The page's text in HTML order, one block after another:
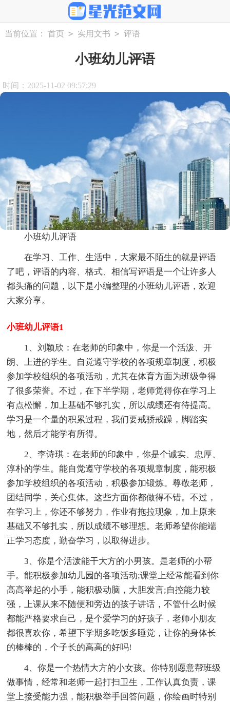
当前位置： 首页 > 实用文书 > 评语
小班幼儿评语
时间：2025-11-02 09:57:29
小班幼儿评语
在学习、工作、生活中，大家最不陌生的就是评语
了吧，评语的内容、格式、相信写评语是一个让许多人
都头痛的问题，以下是小编整理的小班幼儿评语，欢迎
大家分享。
小班幼儿评语1
1、刘颖欣：在老师的印象中，你是一个活泼、开
朗、上进的学生。自觉遵守学校的各项规章制度，积极
参加学校组织的各项活动，尤其在体育方面为班级争得
了很多荣誉。不过，在下半学期，老师觉得你在学习上
有点松懈，加上基础不够扎实，所以成绩还有待提高。
学习是一个量的积累过程，我们要戒骄戒躁，脚踏实
地，然后才能学有所得。
2、李诗琪：在老师的印象中，你是个诚实、忠厚、
淳朴的学生。能自觉遵守学校的各项规章制度，能积极
参加学校组织的各项活动，积极参加锻炼。尊敬老师，
团结同学，关心集体。这些方面你都做得不错。不过，
在学习上，你还不够努力，作业有拖拉现象，加上原来
基础又不够扎实，所以成绩不够理想。老师希望你能端
正学习态度，勤奋学习，以取得进步。
3、你是个活泼能干大方的小男孩。是老师的小帮
手。能积极参加幼儿园的各项活动;课堂上经常能看到你
高高举起的小手，能积极动脑，大胆发言;自控能力较
强，上课从来不随便和旁边的孩子讲话，不管什么时候
都能严格要求自己，是个爱学习的好孩子，老师小朋友
都很喜欢你，希望下学期多吃饭多睡觉，让你的身体长
的棒棒的，个子长的高高的好吗!
4、你是一个热情大方的小女孩。你特别愿意帮班级
做事情，经常和老师一起打扫卫生，工作认真负责，课
堂上接受能力强，能积极举手回答问题，你绘画时特别